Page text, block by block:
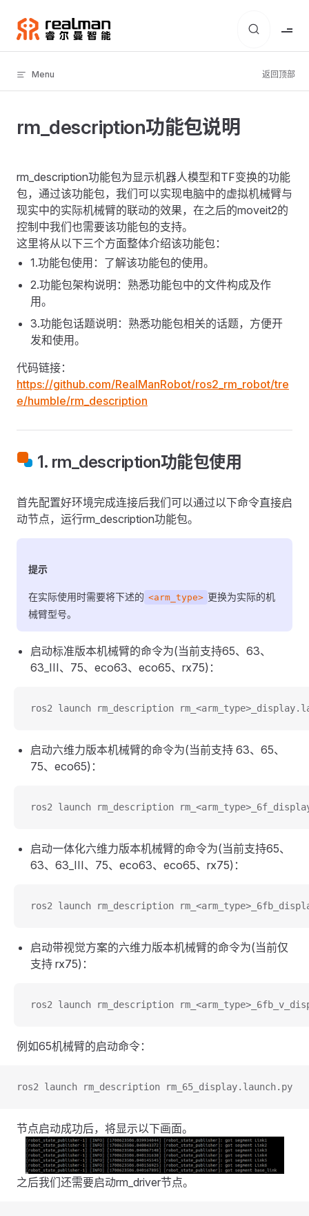
Skip to content
Menu 返回顶部
rm_description功能包说明
rm_description功能包为显示机器人模型和TF变换的功能
包，通过该功能包，我们可以实现电脑中的虚拟机械臂与
现实中的实际机械臂的联动的效果，在之后的moveit2的
控制中我们也需要该功能包的支持。
这里将从以下三个方面整体介绍该功能包：
1.功能包使用：了解该功能包的使用。
2.功能包架构说明：熟悉功能包中的文件构成及作
用。
3.功能包话题说明：熟悉功能包相关的话题，方便开
发和使用。
代码链接：
https://github.com/RealManRobot/ros2_rm_robot/tre
e/humble/rm_description
1. rm_description功能包使用
首先配置好环境完成连接后我们可以通过以下命令直接启
动节点，运行rm_description功能包。
提示
在实际使用时需要将下述的 <arm_type> 更换为实际的机
械臂型号。
启动标准版本机械臂的命令为(当前支持65、63、
63_III、75、eco63、eco65、rx75)：
ros2 launch rm_description
启动六维力版本机械臂的命令为(当前支持 63、65、
75、eco65)：
ros2 launch rm_description
启动一体化六维力版本机械臂的命令为(当前支持65、
63、63_III、75、eco63、eco65、rx75)：
ros2 launch rm_description
启动带视觉方案的六维力版本机械臂的命令为(当前仅
支持 rx75)：
ros2 launch rm_description
例如65机械臂的启动命令：
ros2 launch rm_description rm_65_display.launch.py
节点启动成功后，将显示以下画面。
之后我们还需要启动rm_driver节点。